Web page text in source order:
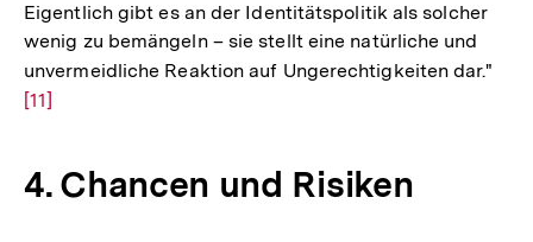
Eigentlich gibt es an der Identitätspolitik als solcher
wenig zu bemängeln – sie stellt eine natürliche und
unvermeidliche Reaktion auf Ungerechtigkeiten dar."
[11]
4. Chancen und Risiken